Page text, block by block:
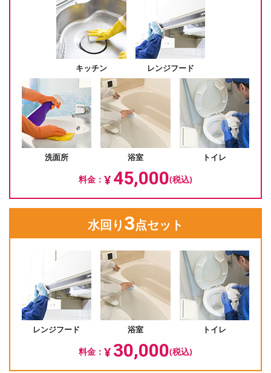
キッチン レンジフード
洗面所 浴室 トイレ
料金： ¥45,000(税込)
水回り3点セット
レンジフード 浴室 トイレ
料金： ¥30,000(税込)